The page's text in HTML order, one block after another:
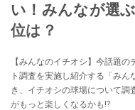
い！みんなが選
位は？
【みんなのイチオシ】今話題
ト調査を実施し紹介する「み
き、イチオシの球場について
がもっと楽しくなるかも⁉